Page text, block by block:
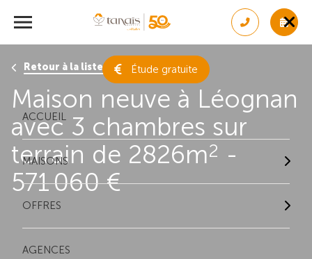
Étude gratuite
ACCUEIL
MAISONS
OFFRES
AGENCES
Retour à la liste des résultats
Maison neuve à Léognan
avec 3 chambres sur
terrain de 2826m2 -
571 060 €